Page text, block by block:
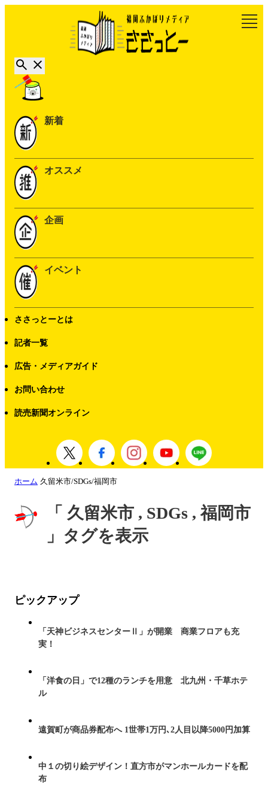
新着
オススメ
企画
イベント
ささっとーとは
記者一覧
広告・メディアガイド
お問い合わせ
読売新聞オンライン
ホーム 久留米市/SDGs/福岡市
「 久留米市 , SDGs , 福岡市
」タグを表示
ピックアップ
「天神ビジネスセンターⅡ」が開業 商業フロアも充
実！
「洋食の日」で12種のランチを用意 北九州・千草ホテ
ル
遠賀町が商品券配布へ 1世帯1万円､2人目以降5000円加算
中１の切り絵デザイン！直方市がマンホールカードを配
布